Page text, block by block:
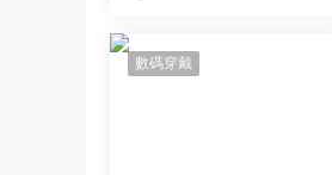
數碼穿戴